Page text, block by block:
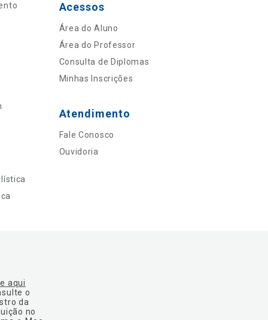
Acessos
Área do Aluno
Área do Professor
Consulta de Diplomas
Minhas Inscrições
Atendimento
Fale Conosco
Ouvidoria
aqui
o
da
no